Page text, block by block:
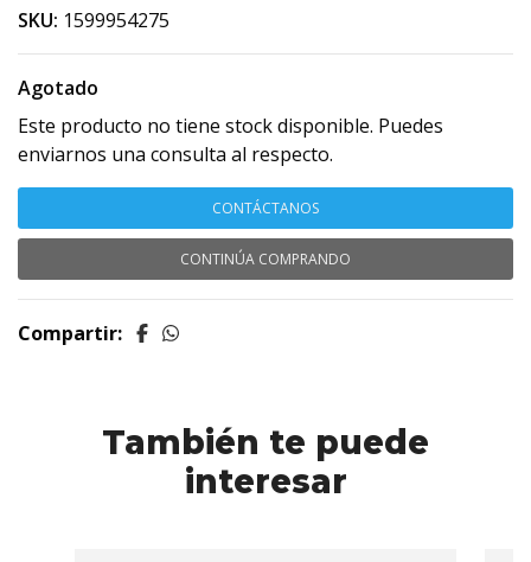
SKU: 1599954275
Agotado
Este producto no tiene stock disponible. Puedes
enviarnos una consulta al respecto.
CONTÁCTANOS
CONTINÚA COMPRANDO
Compartir:
También te puede
interesar